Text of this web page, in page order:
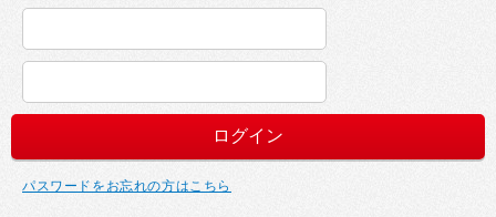
パスワードをお忘れの方はこちら